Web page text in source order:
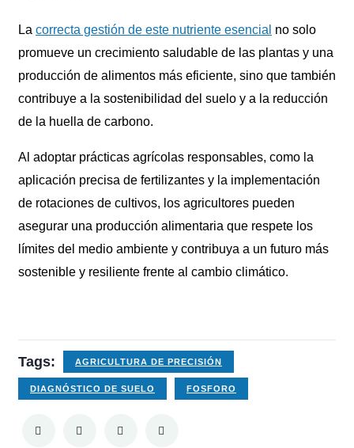
La correcta gestión de este nutriente esencial no solo
promueve un crecimiento saludable de las plantas y una
producción de alimentos más eficiente, sino que también
contribuye a la sostenibilidad del suelo y a la reducción
de la huella de carbono.
Al adoptar prácticas agrícolas responsables, como la
aplicación precisa de fertilizantes y la implementación
de rotaciones de cultivos, los agricultores pueden
asegurar una producción alimentaria que respete los
límites del medio ambiente y contribuya a un futuro más
sostenible y resiliente frente al cambio climático.
Tags: AGRICULTURA DE PRECISIÓN
DIAGNÓSTICO DE SUELO FOSFORO